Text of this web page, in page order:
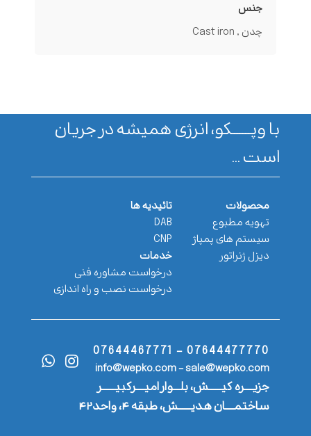
جنس
چدن , Cast iron
با وپـــــــکو، انرژی همیشه در جریان
است ...
محصولات
تهویه مطبوع
سیستم های پمپاژ
دیزل ژنراتور
تائیدیه ها
DAB
CNP
خدمات
درخواست مشاوره فنی
درخواست نصب و راه اندازی
07644477770 - 07644467771
info@wepko.com - sale@wepko.com
جزیــــره کیــــــش، بلـــوار امیــــرکبیــــــر
ساختمــــان هدیــــــش، طبقه ۴، واحد۴۲